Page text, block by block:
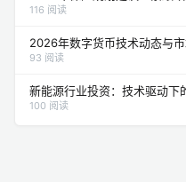
116 阅读
2026年数字货币技术动态与
93 阅读
新能源行业投资：技术驱动下
100 阅读